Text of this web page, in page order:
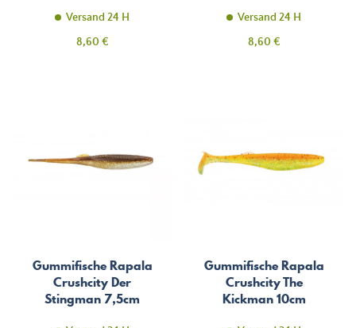
Versand 24 H
Preis
8,60 €
Versand 24 H
Preis
8,60 €
Gummifische Rapala
Crushcity Der
Stingman 7,5cm
Gummifische Rapala
Crushcity The
Kickman 10cm